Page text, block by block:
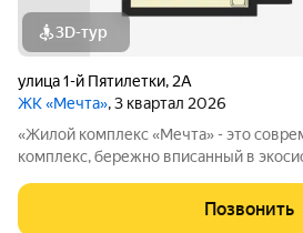
3D-тур
улица 1-й Пятилетки, 2А
ЖК «Мечта», 3 квартал 2026
«Жилой комплекс «Мечта» - это
комплекс, бережно вписанный в
Пятилетки. Находясь в 10-ти минутах
крупнейших мегаполисов юга
Позвонить